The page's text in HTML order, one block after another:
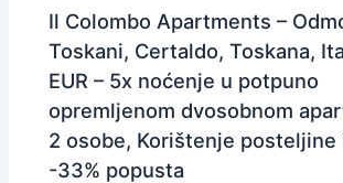
Il Colombo Apartments –
Toskani, Certaldo, Toskana,
EUR – 5x noćenje u potpuno
opremljenom dvosobnom
2 osobe, Korištenje posteljine
-33% popusta